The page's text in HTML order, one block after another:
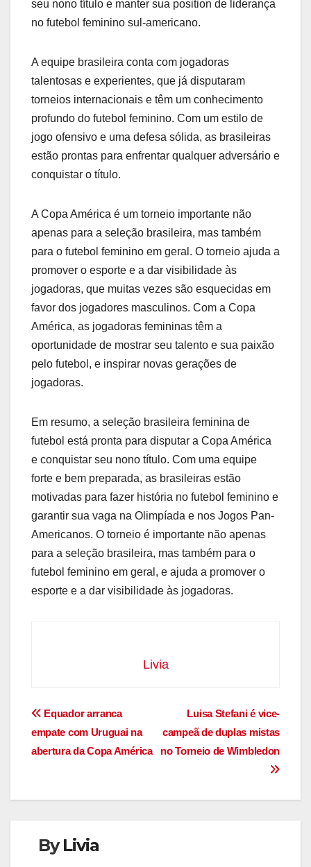
seu nono título e manter sua position de liderança
no futebol feminino sul-americano.
A equipe brasileira conta com jogadoras
talentosas e experientes, que já disputaram
torneios internacionais e têm um conhecimento
profundo do futebol feminino. Com um estilo de
jogo ofensivo e uma defesa sólida, as brasileiras
estão prontas para enfrentar qualquer adversário e
conquistar o título.
A Copa América é um torneio importante não
apenas para a seleção brasileira, mas também
para o futebol feminino em geral. O torneio ajuda a
promover o esporte e a dar visibilidade às
jogadoras, que muitas vezes são esquecidas em
favor dos jogadores masculinos. Com a Copa
América, as jogadoras femininas têm a
oportunidade de mostrar seu talento e sua paixão
pelo futebol, e inspirar novas gerações de
jogadoras.
Em resumo, a seleção brasileira feminina de
futebol está pronta para disputar a Copa América
e conquistar seu nono título. Com uma equipe
forte e bem preparada, as brasileiras estão
motivadas para fazer história no futebol feminino e
garantir sua vaga na Olimpíada e nos Jogos Pan-
Americanos. O torneio é importante não apenas
para a seleção brasileira, mas também para o
futebol feminino em geral, e ajuda a promover o
esporte e a dar visibilidade às jogadoras.
Livia
Navegação
de
Luisa Stefani é vice-
campeã de duplas mistas
no Torneio de Wimbledon
Equador arranca
empate com Uruguai na
abertura da Copa América
ByLivia